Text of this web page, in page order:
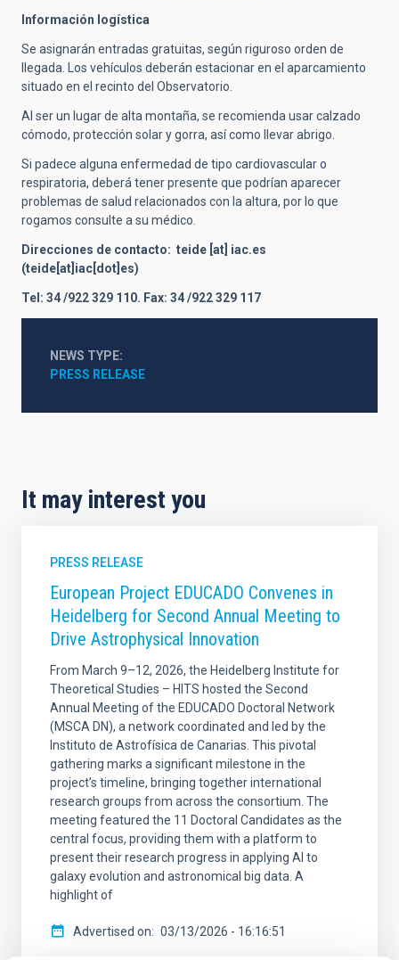
Información logística
Se asignarán entradas gratuitas, según riguroso orden de
llegada. Los vehículos deberán estacionar en el aparcamiento
situado en el recinto del Observatorio.
Al ser un lugar de alta montaña, se recomienda usar calzado
cómodo, protección solar y gorra, así como llevar abrigo.
Si padece alguna enfermedad de tipo cardiovascular o
respiratoria, deberá tener presente que podrían aparecer
problemas de salud relacionados con la altura, por lo que
rogamos consulte a su médico.
Direcciones de contacto: teide [at] iac.es
(teide[at]iac[dot]es)
Tel: 34 /922 329 110. Fax: 34 /922 329 117
NEWS TYPE
PRESS RELEASE
It may interest you
PRESS RELEASE
European Project EDUCADO Convenes in
Heidelberg for Second Annual Meeting to
Drive Astrophysical Innovation
From March 9–12, 2026, the Heidelberg Institute for
Theoretical Studies – HITS hosted the Second
Annual Meeting of the EDUCADO Doctoral Network
(MSCA DN), a network coordinated and led by the
Instituto de Astrofísica de Canarias. This pivotal
gathering marks a significant milestone in the
project’s timeline, bringing together international
research groups from across the consortium. The
meeting featured the 11 Doctoral Candidates as the
central focus, providing them with a platform to
present their research progress in applying AI to
galaxy evolution and astronomical big data. A
highlight of
Advertised on 03/13/2026 - 16:16:51